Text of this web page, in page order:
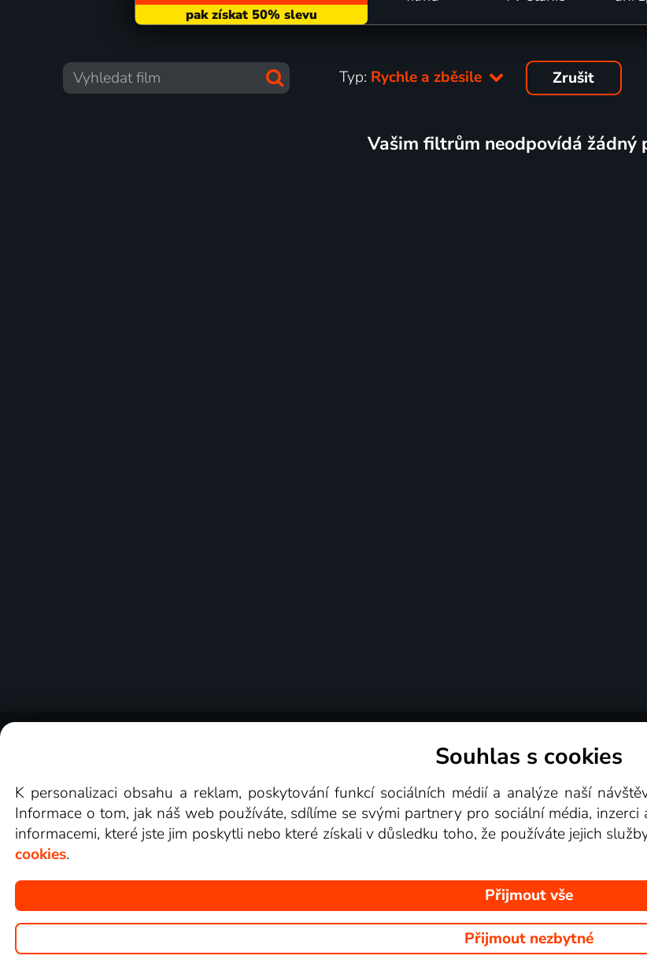
Typ: Rychle a zběsile Zrušit
Vašim filtrům neodpovídá žádný
Videotéka
Souhlas s cookies
K personalizaci obsahu a reklam, poskytování funkcí sociálních médií a analýze naší
Informace o tom, jak náš web používáte, sdílíme se svými partnery pro sociální média,
informacemi, které jste jim poskytli nebo které získali v důsledku toho, že používáte jejich
cookies.
Přijmout vše
Přijmout nezbytné